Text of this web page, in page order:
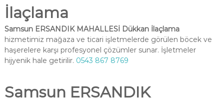
İlaçlama
Samsun ERSANDIK MAHALLESİ Dükkan İlaçlama
hizmetimiz mağaza ve ticari işletmelerde görülen böcek ve
haşerelere karşı profesyonel çözümler sunar. İşletmeler
hijyenik hale getirilir. 0543 867 8769
Samsun ERSANDIK